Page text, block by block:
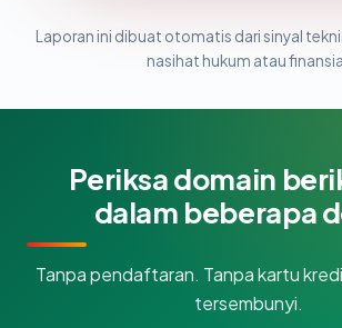
Laporan ini dibuat otomatis dari sinyal
nasihat hukum atau
Periksa domain
dalam beberapa
Tanpa pendaftaran. Tanpa kartu
tersembunyi.